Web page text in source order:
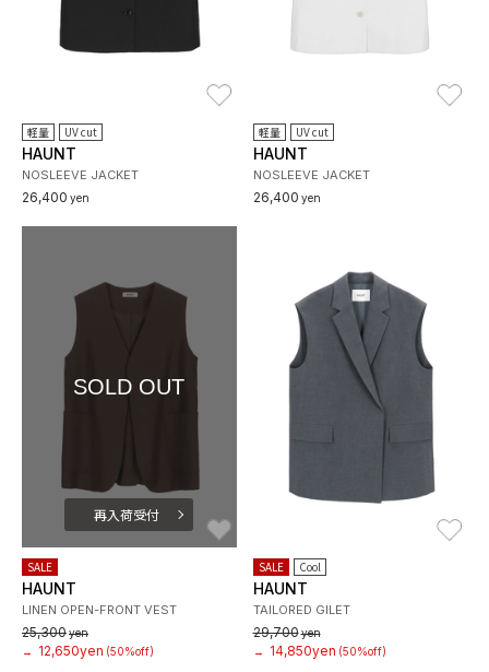
軽量 UV cut
HAUNT
NOSLEEVE JACKET
26,400 yen
軽量 UV cut
HAUNT
NOSLEEVE JACKET
26,400 yen
SOLD OUT
再入荷受付
SALE
HAUNT
LINEN OPEN-FRONT VEST
25,300yen
→
12,650yen (50%off)
SALE Cool
HAUNT
TAILORED GILET
29,700yen
→
14,850yen (50%off)